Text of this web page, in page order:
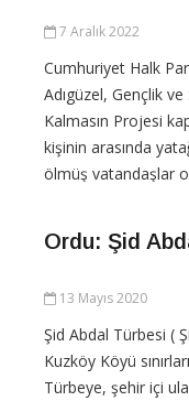
7 Aralık 2022
Cumhuriyet Halk
Adıgüzel, Gençlik ve
Kalmasın Projesi
kişinin arasında
ölmüş vatandaşlar
CONTINUE
Ordu: Şid
13 Mayıs 2020
Şid Abdal Türbesi (
Kuzköy Köyü
Türbeye, şehir içi